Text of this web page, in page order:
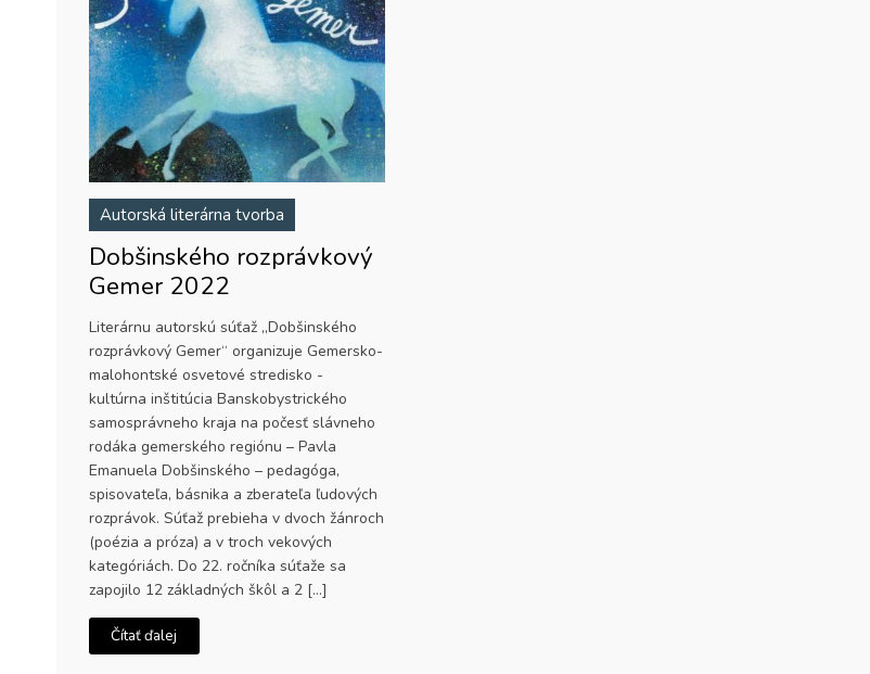
Autorská literárna tvorba
Dobšinského rozprávkový
Gemer 2022
Literárnu autorskú súťaž „Dobšinského
rozprávkový Gemer“ organizuje Gemersko-
malohontské osvetové stredisko -
kultúrna inštitúcia Banskobystrického
samosprávneho kraja na počesť slávneho
rodáka gemerského regiónu – Pavla
Emanuela Dobšinského – pedagóga,
spisovateľa, básnika a zberateľa ľudových
rozprávok. Súťaž prebieha v dvoch žánroch
(poézia a próza) a v troch vekových
kategóriách. Do 22. ročníka súťaže sa
zapojilo 12 základných škôl a 2 […]
Čítať ďalej